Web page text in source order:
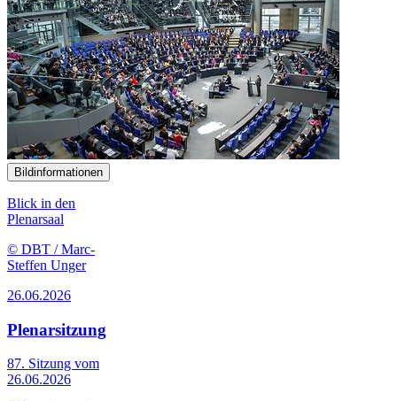
Bildinformationen
Blick in den
Plenarsaal
© DBT / Marc-
Steffen Unger
26.06.2026
Plenarsitzung
87. Sitzung vom
26.06.2026